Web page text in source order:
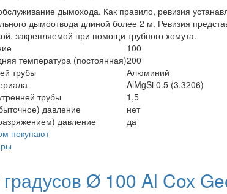
дымохода. Как правило, ревизия
дымоотвода длиной более 2 м. Ревизия
закрепляемой при помощи трубного хомута.
100
температура (постоянная)200
трубы
Алюминий
AlMgSi 0.5 (3.3206)
трубы
1,5
давление
нет
давление
да
покупают
Ø 100 Al Cox